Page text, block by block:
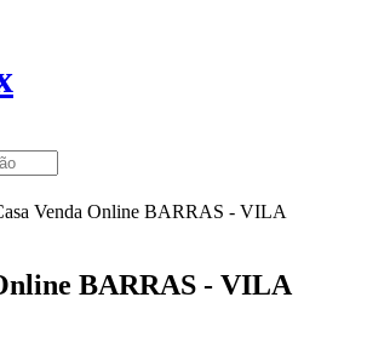
Venda Online BARRAS - VILA
BARRAS - VILA